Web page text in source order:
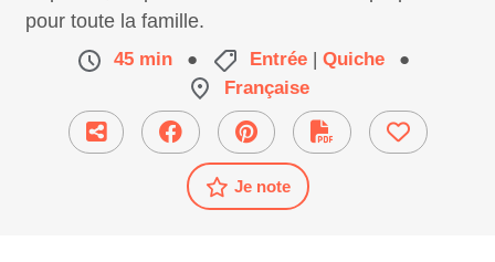
pour toute la famille.
45 min ● Entrée | Quiche
●
Française
Je note